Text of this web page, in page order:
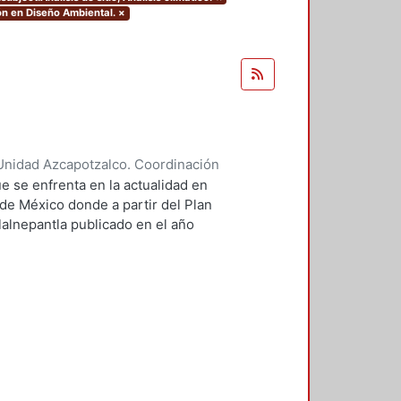
en Diseño Ambiental. ×
Azcapotzalco. Coordinación
Enya Kassandra;Díaz
se enfrenta en la actualidad en
México donde a partir del Plan
publicado en el año